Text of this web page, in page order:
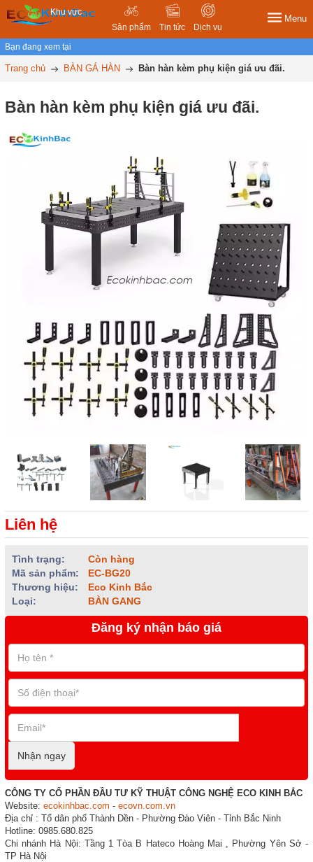
Khu vực
Sản phẩm
Tin tức Dịch vụ
Menu
Bạn đang xem tại
Trang chủ BÀN GÁ HÀN Bàn hàn kèm phụ kiện giá ưu đãi.
Bàn hàn kèm phụ kiện giá ưu đãi.
Liên hệ
Tình trạng:
Còn hàng
Mã sản phẩm:
EC-BG20
Thương hiệu:
Eco Kinh Bắc
Loại:
BÀN GANG
Đăng ký nhận báo giá
Nhận ngay
CÔNG TY CỔ PHẦN ĐẦU TƯ KỸ THUẬT CÔNG NGHỆ ECO KINH BẮC
Website: ecokinhbac.com - ecovn.com.vn
Địa chỉ : Tổ dân phố Thành Dền - Phường Đào Viên - Tỉnh Bắc Ninh
Hotline: 0985.680.825
Chi nhánh Hà Nội: Tầng 1 Tòa B Hateco Hoàng Mai , Phường Yên Sở -
TP Hà Nội